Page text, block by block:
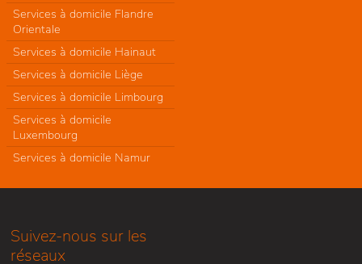
Services à domicile Flandre
Orientale
Services à domicile Hainaut
Services à domicile Liège
Services à domicile Limbourg
Services à domicile
Luxembourg
Services à domicile Namur
Suivez-nous sur les
réseaux